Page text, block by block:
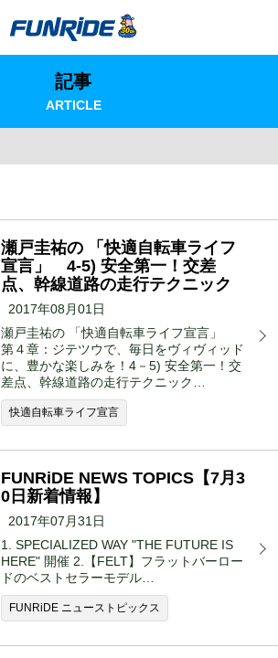
記事
ARTICLE
瀬戸圭祐の 「快適自転車ライフ
宣言」 4-5) 安全第一！交差
点、幹線道路の走行テクニック
2017年08月01日
瀬戸圭祐の 「快適自転車ライフ宣言」
第４章：ジテツウで、毎日をヴィヴィッド
に、豊かな楽しみを！4－5) 安全第一！交
差点、幹線道路の走行テクニック…
快適自転車ライフ宣言
FUNRiDE NEWS TOPICS【7月3
0日新着情報】
2017年07月31日
1. SPECIALIZED WAY "THE FUTURE IS
HERE" 開催 2.【FELT】フラットバーロー
ドのベストセラーモデル…
FUNRiDE ニューストピックス